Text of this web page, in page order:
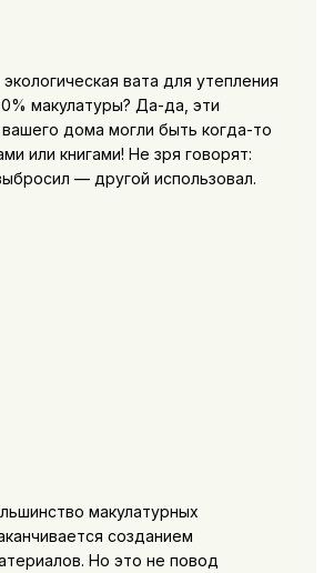
вата для утепления
макулатуры? Да-да, эти
дома могли быть когда-то
или книгами! Не зря говорят:
— другой использовал.
макулатурных
созданием
Но это не повод